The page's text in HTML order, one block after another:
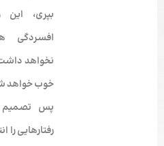
بپری، این
افسردگی
نخواهد
خوب خواهد
پس تصمیم
رفتارهایی را